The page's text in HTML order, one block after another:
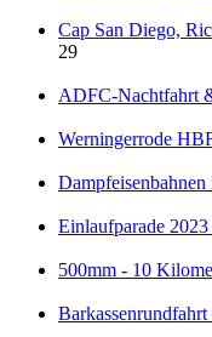
Cap San Diego,
29
ADFC-Nachtfahrt
Werningerrode
Einlaufparade
500mm - 10
Barkassenrundfahrt